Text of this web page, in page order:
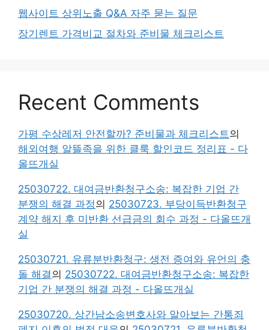
웹사이트 상위노출 Q&A 자주 묻는 질문
장기렌트 가격비교 절차와 준비물 체크리스트
Recent Comments
가평 수상레저 안전할까? 준비물과 체크리스트 의
해외여행 알뜰족을 위한 클룩 할인코드 정리표 - 다
올뜨개실
25030722. 대여금반환청구소송: 복잡한 기업 간
분쟁의 해결 과정의 25030723. 부당이득반환청구
계약 해지 후 미반환 선급금의 회수 과정 - 다올뜨개
실
25030721. 유류분반환청구: 생전 증여와 유언의 충
돌 해결의 25030722. 대여금반환청구소송: 복잡한
기업 간 분쟁의 해결 과정 - 다올뜨개실
25030720. 상간남소송변호사와 알아보는 간통죄